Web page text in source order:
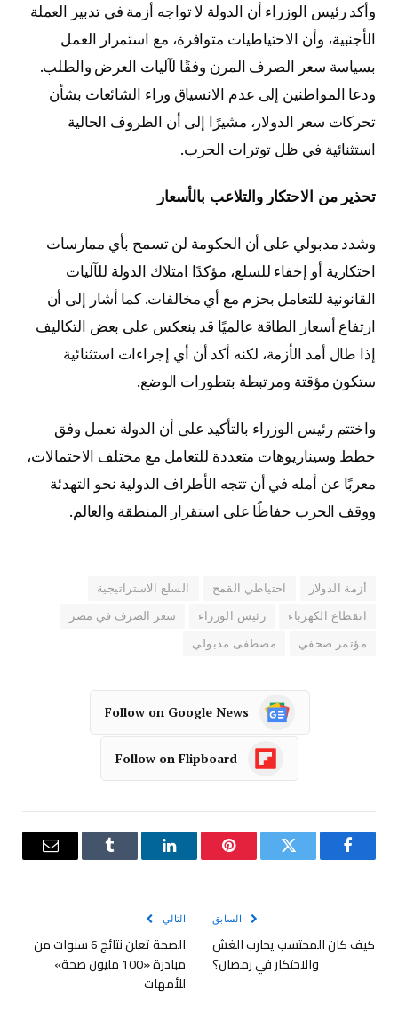
وأكد رئيس الوزراء أن الدولة لا تواجه أزمة في تدبير العملة
الأجنبية، وأن الاحتياطيات متوافرة، مع استمرار العمل
بسياسة سعر الصرف المرن وفقًا لآليات العرض والطلب.
ودعا المواطنين إلى عدم الانسياق وراء الشائعات بشأن
تحركات سعر الدولار، مشيرًا إلى أن الظروف الحالية
استثنائية في ظل توترات الحرب.
تحذير من الاحتكار والتلاعب بالأسعار
وشدد مدبولي على أن الحكومة لن تسمح بأي ممارسات
احتكارية أو إخفاء للسلع، مؤكدًا امتلاك الدولة للآليات
القانونية للتعامل بحزم مع أي مخالفات. كما أشار إلى أن
ارتفاع أسعار الطاقة عالميًا قد ينعكس على بعض التكاليف
إذا طال أمد الأزمة، لكنه أكد أن أي إجراءات استثنائية
ستكون مؤقتة ومرتبطة بتطورات الوضع.
واختتم رئيس الوزراء بالتأكيد على أن الدولة تعمل وفق
خطط وسيناريوهات متعددة للتعامل مع مختلف الاحتمالات،
معربًا عن أمله في أن تتجه الأطراف الدولية نحو التهدئة
ووقف الحرب حفاظًا على استقرار المنطقة والعالم.
أزمة الدولار احتياطي القمح السلع الاستراتيجية
انقطاع الكهرباء رئيس الوزراء سعر الصرف في مصر
مؤتمر صحفي مصطفى مدبولي
Follow on Google News
Follow on Flipboard
فيسبوك تويتر بينتيريستلينكدإن Tumblr
البريد
السابق
كيف كان المحتسب يحارب الغش
والاحتكار في رمضان؟
التالي
الصحة تعلن نتائج 6 سنوات من
مبادرة «100 مليون صحة»
للأمهات